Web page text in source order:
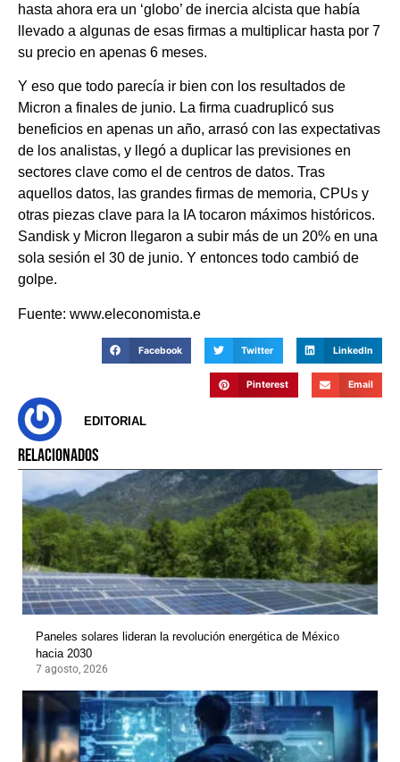
hasta ahora era un ‘globo’ de inercia alcista que había
llevado a algunas de esas firmas a multiplicar hasta por 7
su precio en apenas 6 meses.
Y eso que todo parecía ir bien con los resultados de
Micron a finales de junio. La firma cuadruplicó sus
beneficios en apenas un año, arrasó con las expectativas
de los analistas, y llegó a duplicar las previsiones en
sectores clave como el de centros de datos. Tras
aquellos datos, las grandes firmas de memoria, CPUs y
otras piezas clave para la IA tocaron máximos históricos.
Sandisk y Micron llegaron a subir más de un 20% en una
sola sesión el 30 de junio. Y entonces todo cambió de
golpe.
Fuente: www.eleconomista.e
Facebook Twitter LinkedIn
Pinterest Email
EDITORIAL
RELACIONADOS
Paneles solares lideran la revolución energética de México
hacia 2030
7 agosto, 2026